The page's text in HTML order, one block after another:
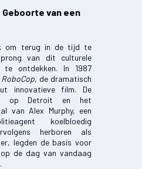
Geboorte van een
om terug in de tijd te
van dit culturele
te ontdekken. In 1987
RoboCop, de dramatisch
innovatieve film. De
op Detroit en het
van Alex Murphy, een
koelbloedig
herboren als
legden de basis voor
de dag van vandaag